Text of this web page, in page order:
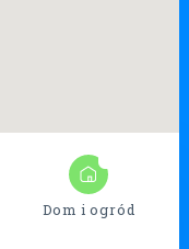
Dom i ogród